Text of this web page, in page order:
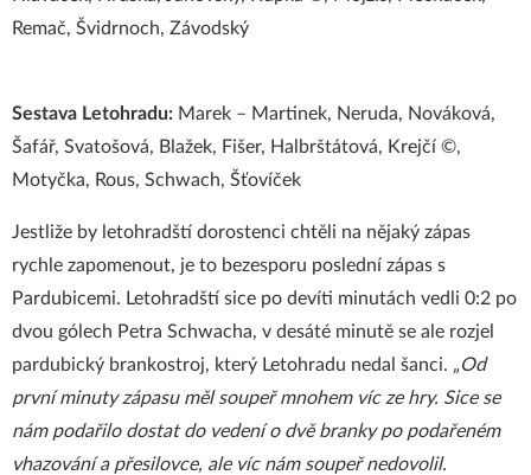
Remač, Švidrnoch, Závodský
Sestava Letohradu: Marek – Martinek, Neruda, Nováková,
Šafář, Svatošová, Blažek, Fišer, Halbrštátová, Krejčí ©,
Motyčka, Rous, Schwach, Šťovíček
Jestliže by letohradští dorostenci chtěli na nějaký zápas
rychle zapomenout, je to bezesporu poslední zápas s
Pardubicemi. Letohradští sice po devíti minutách vedli 0:2 po
dvou gólech Petra Schwacha, v desáté minutě se ale rozjel
pardubický brankostroj, který Letohradu nedal šanci. „Od
první minuty zápasu měl soupeř mnohem víc ze hry. Sice se
nám podařilo dostat do vedení o dvě branky po podařeném
vhazování a přesilovce, ale víc nám soupeř nedovolil.